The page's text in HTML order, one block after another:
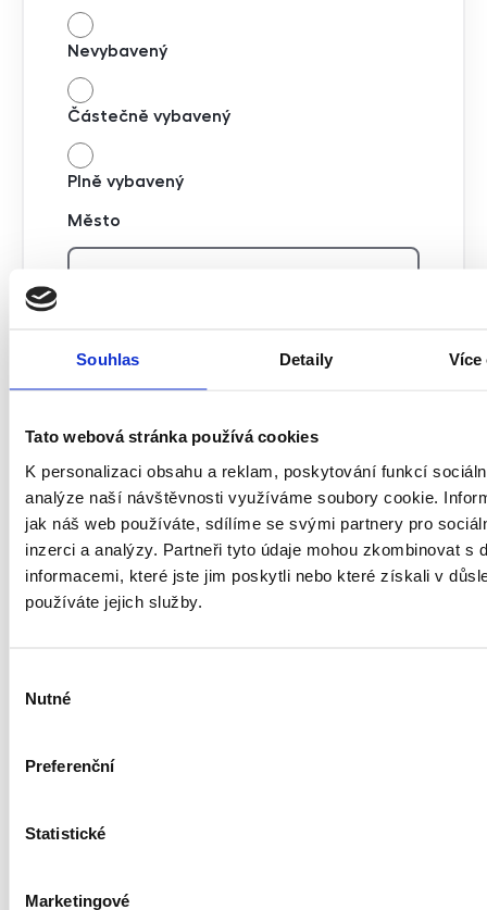
Souhlas Detaily Více
Tato webová stránka používá cookies
K personalizaci obsahu a reklam, poskytování funkcí
analýze naší návštěvnosti využíváme soubory cookie.
jak náš web používáte, sdílíme se svými partnery pro
inzerci a analýzy. Partneři tyto údaje mohou zkombinovat s
informacemi, které jste jim poskytli nebo které získali v
používáte jejich služby.
souhlasu
Nutné
Preferenční
Statistické
Marketingové
Nevybavený
Částečně vybavený
Plně vybavený
Město
Kde vás najdeme?
E-mail
jsme se spojili, zjistilo, že mohou vydělat v